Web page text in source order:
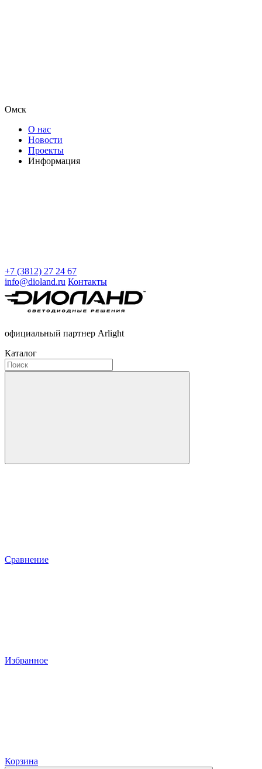
Омск
О нас
Новости
Проекты
Информация
+7 (3812) 27 24 67
info@dioland.ru Контакты
официальный партнер Arlight
Каталог
Сравнение
Избранное
Корзина